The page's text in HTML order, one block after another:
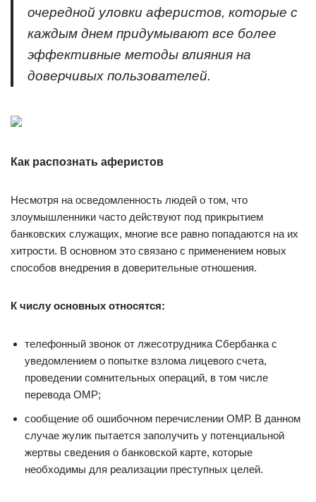
очередной уловки аферистов, которые с
каждым днем придумывают все более
эффективные методы влияния на
доверчивых пользователей.
Как распознать аферистов
Несмотря на осведомленность людей о том, что
злоумышленники часто действуют под прикрытием
банковских служащих, многие все равно попадаются на их
хитрости. В основном это связано с применением новых
способов внедрения в доверительные отношения.
К числу основных относятся:
телефонный звонок от лжесотрудника Сбербанка с
уведомлением о попытке взлома лицевого счета,
проведении сомнительных операций, в том числе
перевода ОМР;
сообщение об ошибочном перечислении ОМР. В данном
случае жулик пытается заполучить у потенциальной
жертвы сведения о банковской карте, которые
необходимы для реализации преступных целей.